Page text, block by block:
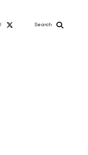
Search